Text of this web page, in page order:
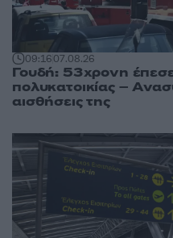
09:1607.08.26
Γουδή: 53χρονη
πολυκατοικίας –
αισθήσεις της